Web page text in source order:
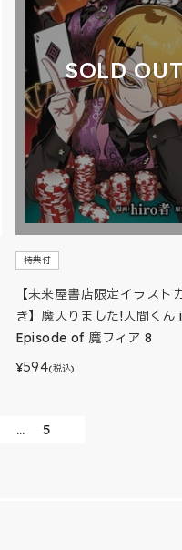
SOLD
特典付
【未来屋書店限定イラスト
き】魔入りました!入間くん
Episode of 魔フィア 8
¥594(税込)
… 5